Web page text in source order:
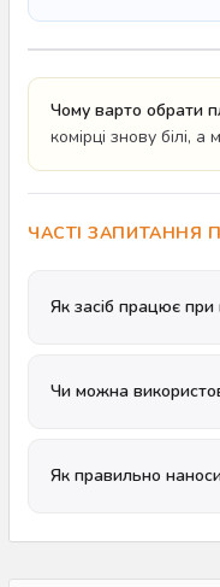
Чому варто обрати
комірці знову білі,
ЧАСТІ ЗАПИТАННЯ
Як засіб працює
Чи можна
Як правильно